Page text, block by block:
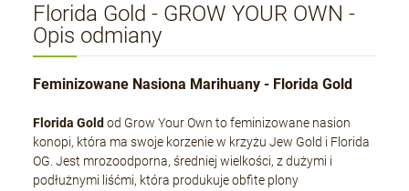
Florida Gold - GROW YOUR OWN -
Opis odmiany
Feminizowane Nasiona Marihuany - Florida Gold
Florida Gold od Grow Your Own to feminizowane nasion
konopi, która ma swoje korzenie w krzyżu Jew Gold i Florida
OG. Jest mrozoodporna, średniej wielkości, z dużymi i
podłużnymi liśćmi, która produkuje obfite plony